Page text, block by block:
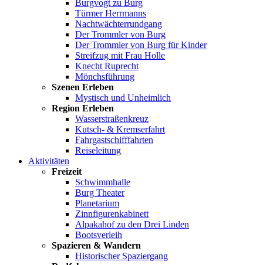
Burgvogt zu Burg
Türmer Herrmanns
Nachtwächterrundgang
Der Trommler von Burg
Der Trommler von Burg für Kinder
Streifzug mit Frau Holle
Knecht Ruprecht
Mönchsführung
Szenen Erleben
Mystisch und Unheimlich
Region Erleben
Wasserstraßenkreuz
Kutsch- & Kremserfahrt
Fahrgastschifffahrten
Reiseleitung
Aktivitäten
Freizeit
Schwimmhalle
Burg Theater
Planetarium
Zinnfigurenkabinett
Alpakahof zu den Drei Linden
Bootsverleih
Spazieren & Wandern
Historischer Spaziergang